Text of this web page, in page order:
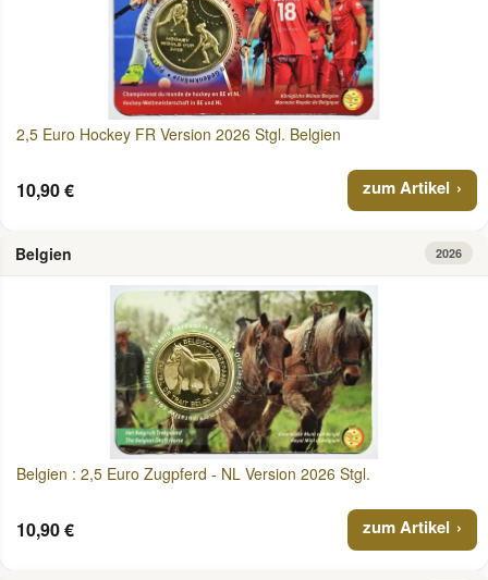
2,5 Euro Hockey FR Version 2026 Stgl. Belgien
10,90 € zum Artikel
Belgien 2026
Belgien : 2,5 Euro Zugpferd - NL Version 2026 Stgl.
10,90 € zum Artikel